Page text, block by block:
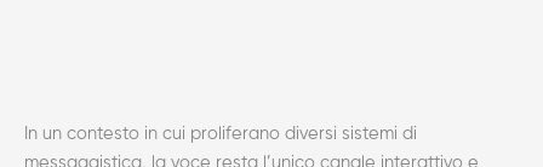
In un contesto in cui proliferano diversi sistemi di
messaggistica, la voce resta l’unico canale interattivo e